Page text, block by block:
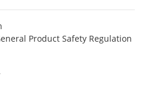
Product Safety Regulation